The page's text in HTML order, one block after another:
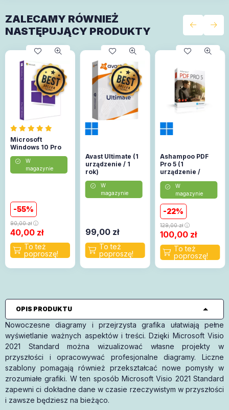
ZALECAMY RÓWNIEŻ
NASTĘPUJĄCY PRODUKTY
Microsoft
Windows 10 Pro
W
magazynie
55
90,00zł
40,00 zł
Avast Ultimate (1
urządzenie / 1
rok)
W
magazynie
99,00zł
Ashampoo PDF
Pro 5 (1
urządzenie /
W
magazynie
22
129,00zł
100,00 zł
OPIS PRODUKTU
Nowoczesne diagramy i przejrzysta grafika ułatwiają pełne
wyświetlanie ważnych aspektów i treści. Dzięki Microsoft Visio
2021 Standard można wizualizować własne projekty w
przyszłości i opracowywać profesjonalne diagramy. Liczne
szablony pomagają również przekształcać nowe pomysły w
zrozumiałe grafiki. W ten sposób Microsoft Visio 2021 Standard
zapewni ci dokładne dane w czasie rzeczywistym w przyszłości
i zawsze będziesz na bieżąco.